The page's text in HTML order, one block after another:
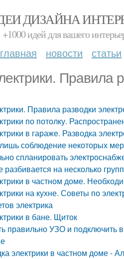
ДИЗАЙНА
+1000 идей для вашего
главная новости статьи
Правила
Правила разводки
по потолку.
в гараже. Разводка
соблюдение некоторых
спланировать
на несколько групп
в частном доме.
на кухне. Советы по
электрика
в бане. Щиток
правильно УЗО и подключить
электрики в частном доме -